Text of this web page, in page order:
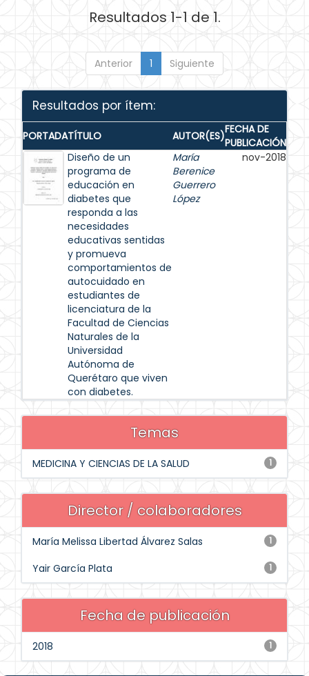
Resultados 1-1 de 1.
Anterior 1 Siguiente
Resultados por ítem:
PORTADATÍTULO AUTOR(ES)FECHA DE
PUBLICACIÓN
Diseño de un
programa de
educación en
diabetes que
responda a las
necesidades
educativas sentidas
y promueva
comportamientos de
autocuidado en
estudiantes de
licenciatura de la
Facultad de Ciencias
Naturales de la
Universidad
Autónoma de
Querétaro que viven
con diabetes.
María
Berenice
Guerrero
López
nov-2018
Temas
1
MEDICINA Y CIENCIAS DE LA SALUD
Director / colaboradores
1
María Melissa Libertad Álvarez Salas
1
Yair García Plata
Fecha de publicación
1
2018